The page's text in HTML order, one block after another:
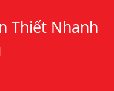
Thiết Nhanh